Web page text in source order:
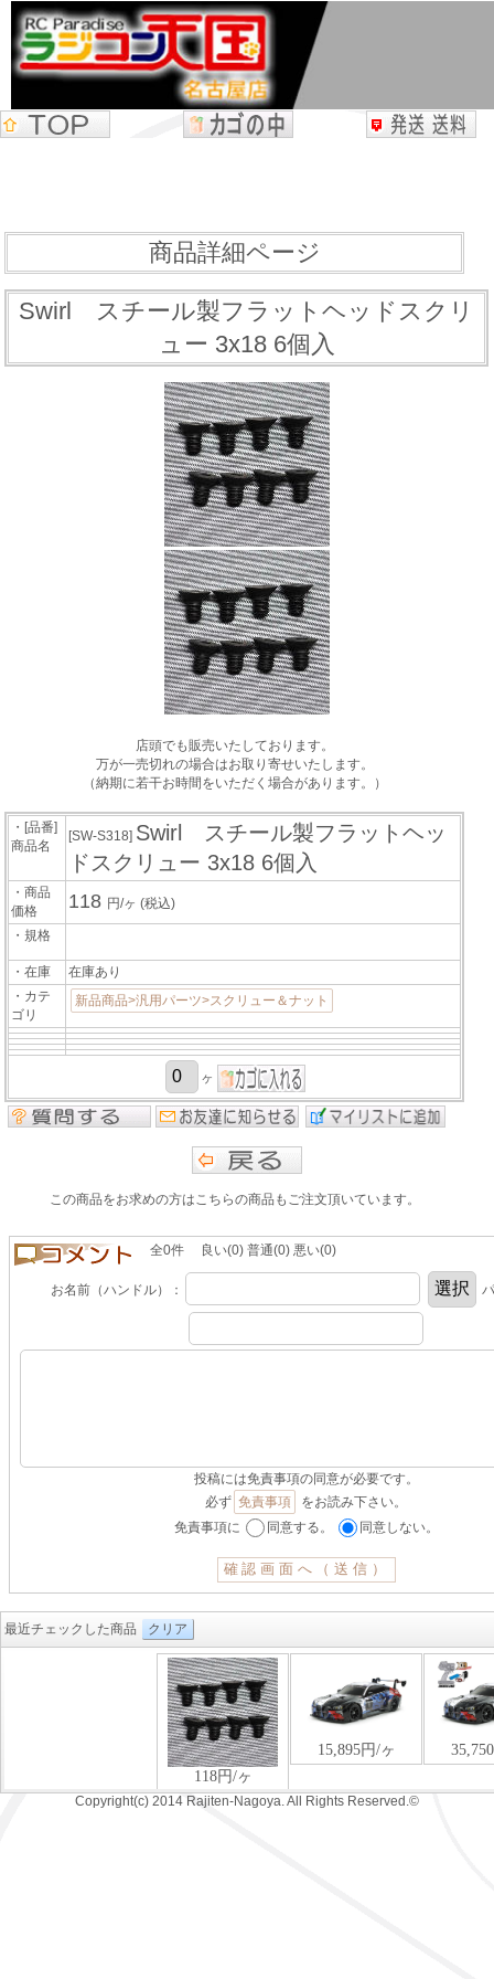
商品詳細ページ
Swirl スチール製フラットヘッドスクリ
ュー 3x18 6個入
店頭でも販売いたしております。
万が一売切れの場合はお取り寄せいたします。
（納期に若干お時間をいただく場合があります。）
・[品番]
商品名
[SW-S318] Swirl スチール製フラットヘッ
ドスクリュー 3x18 6個入
・商品
価格
118 円/ヶ(税込)
・規格
・在庫
在庫あり
・カテ
ゴリ
新品商品>汎用パーツ>スクリュー＆ナット
ヶ
この商品をお求めの方はこちらの商品もご注文頂いています。
全0件 良い(0) 普通(0) 悪い(0)
お名前（ハンドル）：
投稿には免責事項の同意が必要です。
必ず 免責事項
をお読み下さい。
免責事項に
同意する。 同意しない。
最近チェックした商品 クリア
Copyright(c) 2014 Rajiten-Nagoya. All Rights Reserved.©